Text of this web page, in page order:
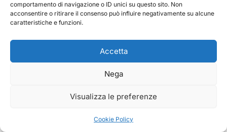
comportamento di navigazione o ID unici su questo sito. Non
acconsentire o ritirare il consenso può influire negativamente su alcune
caratteristiche e funzioni.
Accetta
Nega
Visualizza le preferenze
Cookie Policy
Le memorie di paura non si dimenticano: si
sovrappongono. Cosa significa per il lavoro con
WEBINAR GRATUITO · 10 SETTEMBRE